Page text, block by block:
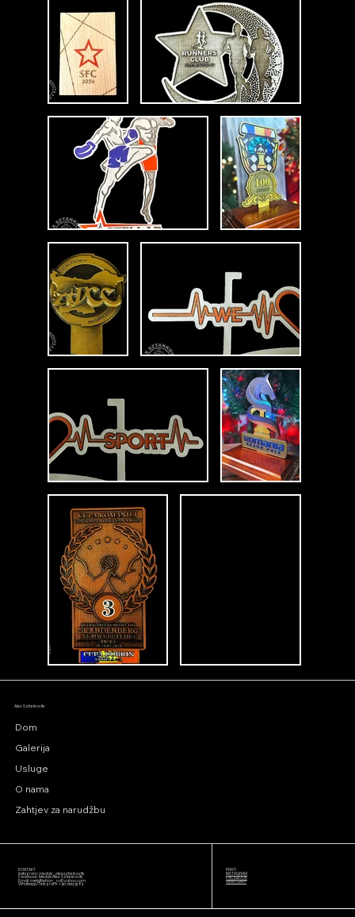
PRATI
INSTAGRAM
WHATSAPP
FACEBOOK
KONTAKT
Instagram: medals_alexsztankovits
Facebook: Medals Alex Sztankovits
Email:metalfashion_ro@yahoo.com
Whatsapp/Telegram: +40 722193585
Alex Sztankovits
Dom
Galerija
Usluge
O nama
Zahtjev za narudžbu